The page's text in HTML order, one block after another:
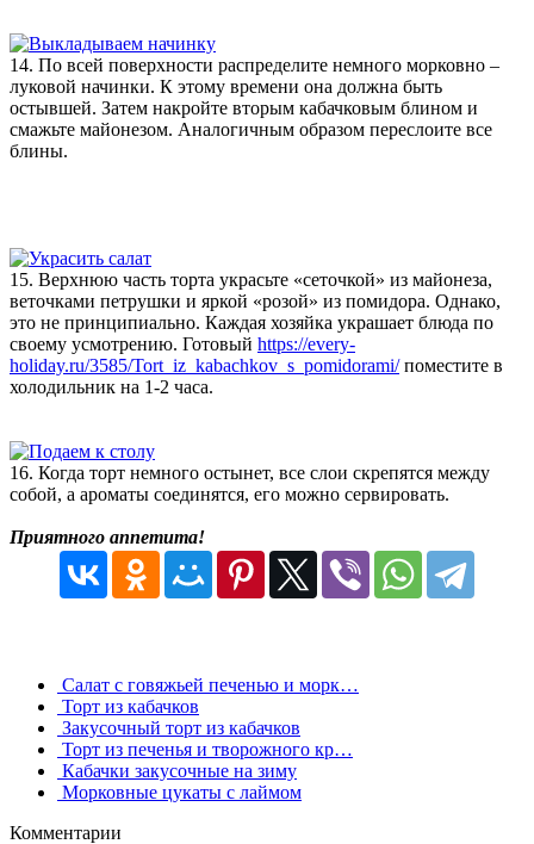
14. По всей поверхности распределите немного морковно –
луковой начинки. К этому времени она должна быть
остывшей. Затем накройте вторым кабачковым блином и
смажьте майонезом. Аналогичным образом переслоите все
блины.
15. Верхнюю часть торта украсьте «сеточкой» из майонеза,
веточками петрушки и яркой «розой» из помидора. Однако,
это не принципиально. Каждая хозяйка украшает блюда по
своему усмотрению. Готовый https://every-
holiday.ru/3585/Tort_iz_kabachkov_s_pomidorami/поместите в
холодильник на 1-2 часа.
16. Когда торт немного остынет, все слои скрепятся между
собой, а ароматы соединятся, его можно сервировать.
Приятного аппетита!
Салат с говяжьей печенью и морк…
Торт из кабачков
Закусочный торт из кабачков
Торт из печенья и творожного кр…
Кабачки закусочные на зиму
Морковные цукаты с лаймом
Комментарии